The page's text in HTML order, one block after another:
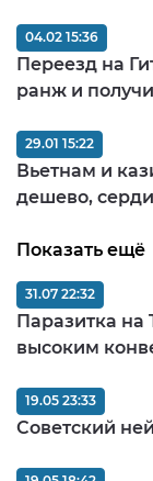
Переезд на
ранж и
04.02 15:36
Вьетнам и
дешево,
29.01 15:22
Показать ещё
Паразитка
высоким
31.07 22:32
Советский
19.05 23:33